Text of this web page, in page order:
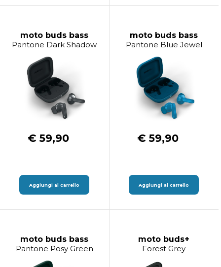
moto buds bass
Pantone Dark Shadow
€ 59,90
Aggiungi al carrello
moto buds bass
Pantone Blue Jewel
€ 59,90
Aggiungi al carrello
moto buds bass
Pantone Posy Green
moto buds+
Forest Grey